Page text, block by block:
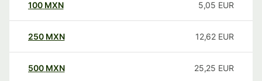
100 MXN 5,05 EUR
250 MXN 12,62 EUR
500 MXN 25,25 EUR